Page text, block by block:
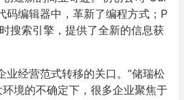
码编辑器中，革新了编程方式；P
搜索引擎，提供了全新的信息获
业经营范式转移的关口。”储瑞松
境的不确定下，很多企业聚焦于